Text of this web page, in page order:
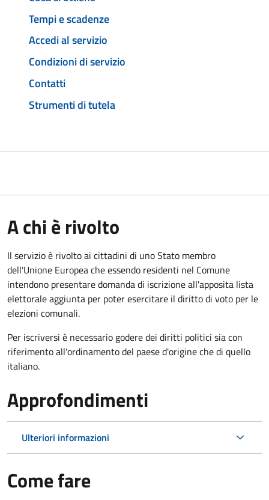
Tempi e scadenze
Accedi al servizio
Condizioni di servizio
Contatti
Strumenti di tutela
A chi è rivolto
Il servizio è rivolto ai cittadini di uno Stato membro
dell'Unione Europea che essendo residenti nel Comune
intendono presentare domanda di iscrizione all'apposita lista
elettorale aggiunta per poter esercitare il diritto di voto per le
elezioni comunali.
Per iscriversi è necessario godere dei diritti politici sia con
riferimento all'ordinamento del paese d'origine che di quello
italiano.
Approfondimenti
Ulteriori informazioni
Come fare